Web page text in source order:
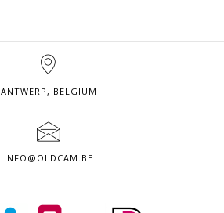
ANTWERP, BELGIUM
INFO@OLDCAM.BE